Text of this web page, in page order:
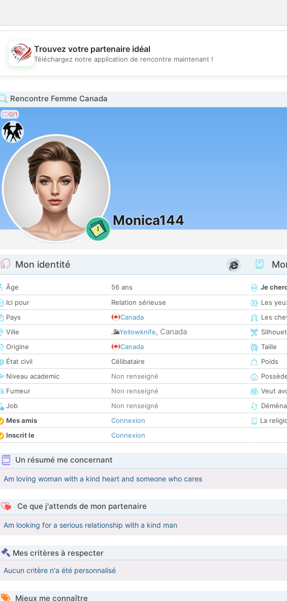
💖
Trouvez votre partenaire idéal
Téléchargez notre application de rencontre maintenant !
Rencontre Femme Canada
0/1
1
Monica144
Mon identité
Âge
56 ans
Ici pour
Relation sérieuse
Pays
Canada
Ville
Yellowknife, Canada
Origine
Canada
État civil
Célibataire
Niveau academic
Non renseigné
Fumeur
Non renseigné
Job
Non renseigné
Mes amis
Connexion
Inscrit le
Connexion
Je
Les
Les
Taille
Poids
Veut
La
Un résumé me concernant
Am loving woman with a kind heart and someone who cares
Ce que j'attends de mon partenaire
Am looking for a serious relationship with a kind man
Mes critères à respecter
Aucun critère n'a été personnalisé
Mieux me connaître